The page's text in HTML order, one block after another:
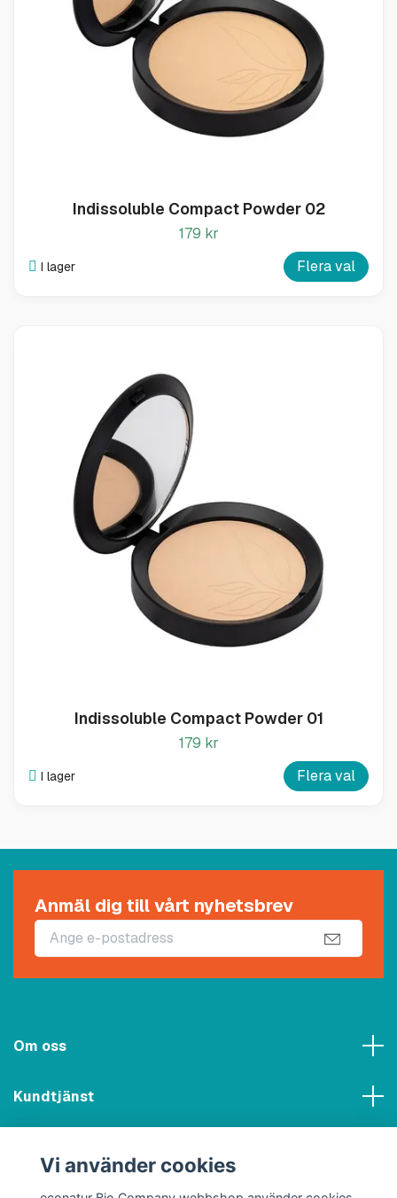
Indissoluble Compact Powder 02
179 kr
I lager Flera val
Indissoluble Compact Powder 01
179 kr
I lager Flera val
Anmäl dig till vårt nyhetsbrev
Om oss
Kundtjänst
Vi använder cookies